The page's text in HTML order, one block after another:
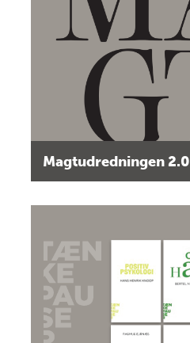
Magtudredningen 2.0